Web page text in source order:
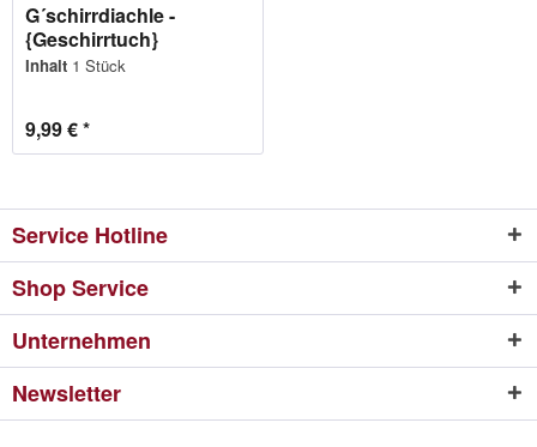
G´schirrdiachle -
{Geschirrtuch}
Inhalt 1 Stück
9,99 € *
Service Hotline
Shop Service
Unternehmen
Newsletter